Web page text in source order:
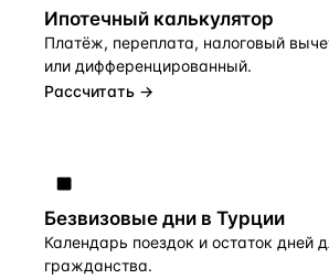
Ипотечный калькулятор
Платёж, переплата, налоговый
или дифференцированный.
Рассчитать →
Безвизовые дни в Турции
Календарь поездок и остаток дней
гражданства.